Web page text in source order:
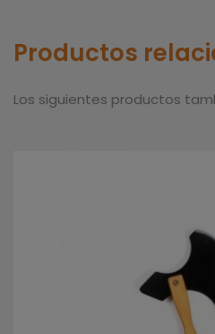
Productos
Los siguientes productos